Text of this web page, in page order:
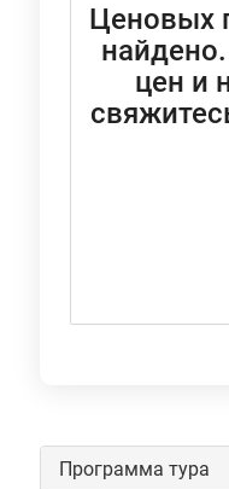
Ценовых
цен и
Программа тура